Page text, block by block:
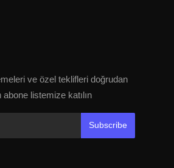
ve özel teklifleri doğrudan
listemize katılın
Subscribe